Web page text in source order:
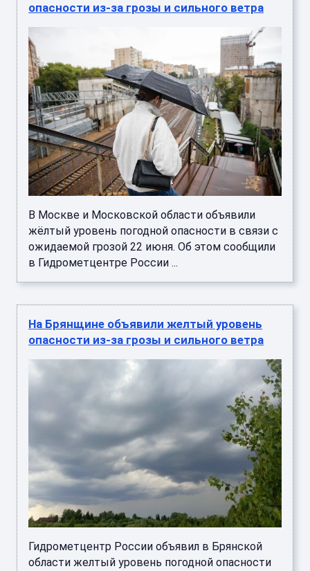
опасности из-за грозы и сильного ветра
В Москве и Московской области объявили
жёлтый уровень погодной опасности в связи с
ожидаемой грозой 22 июня. Об этом сообщили
в Гидрометцентре России ...
На Брянщине объявили желтый уровень
опасности из-за грозы и сильного ветра
Гидрометцентр России объявил в Брянской
области желтый уровень погодной опасности